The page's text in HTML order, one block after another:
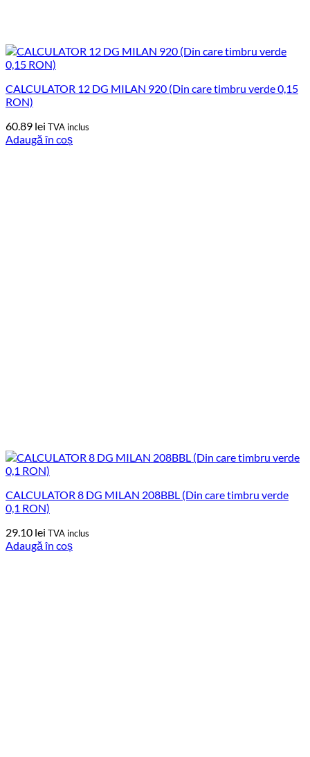
CALCULATOR 12 DG MILAN 920 (Din care timbru verde 0,15
RON)
60.89 lei TVA inclus
Adaugă în coș
CALCULATOR 8 DG MILAN 208BBL (Din care timbru verde
0,1 RON)
29.10 lei TVA inclus
Adaugă în coș